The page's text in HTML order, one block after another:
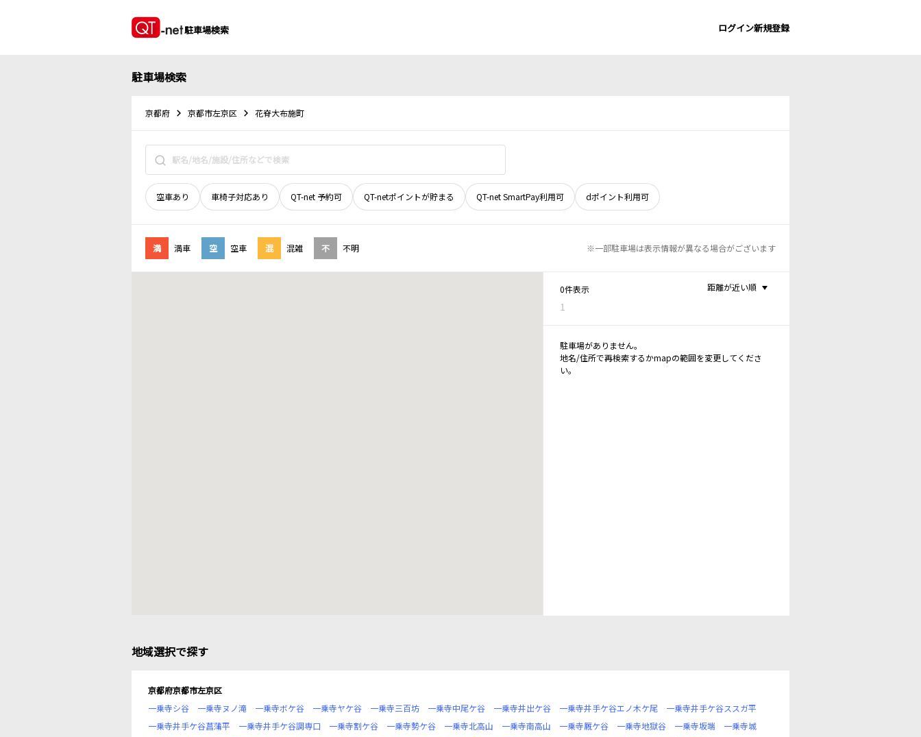
駐車場検索 ログイン新規登録
駐車場検索
京都府 京都市左京区 花脊大布施町
空車あり 車椅子対応あり QT-net 予約可 QT-netポイントが貯まる QT-net SmartPay利用可 dポイント利用可
満 満車 空 空車 混 混雑 不 不明 ※一部駐車場は表示情報が異なる場合がございます
0件表示
1
距離が近い順
駐車場がありません。
地名/住所で再検索するかmapの範囲を変更してくださ
い。
地域選択で探す
京都府京都市左京区
一乗寺シ谷
一乗寺ヌノ滝 一乗寺ボケ谷 一乗寺ヤケ谷 一乗寺三百坊 一乗寺中尾ケ谷 一乗寺井出ケ谷 一乗寺井手ケ谷エノ木ケ尾
一乗寺井手ケ谷ススガ平
一乗寺井手ケ谷菖蒲平
一乗寺井手ケ谷調専口 一乗寺割ケ谷 一乗寺勢ケ谷 一乗寺北高山 一乗寺南高山 一乗寺厩ケ谷 一乗寺地獄谷 一乗寺坂端
一乗寺城